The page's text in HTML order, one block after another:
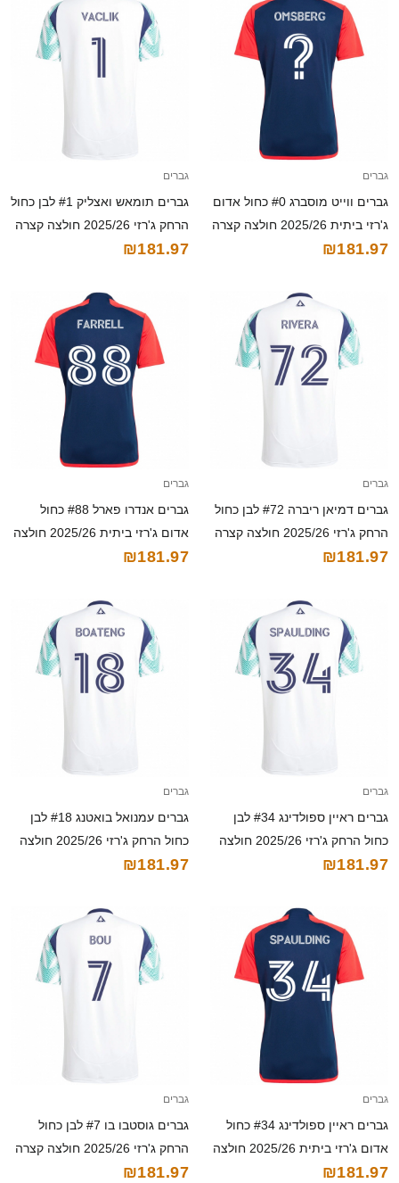
גברים
גברים ווייט מוסברג #0 כחול אדום
ג'רזי ביתית 2025/26 חולצה קצרה
₪181.97
גברים
גברים תומאש ואצליק #1 לבן כחול
הרחק ג'רזי 2025/26 חולצה קצרה
₪181.97
גברים
גברים דמיאן ריברה #72 לבן כחול
הרחק ג'רזי 2025/26 חולצה קצרה
₪181.97
גברים
גברים אנדרו פארל #88 כחול
אדום ג'רזי ביתית 2025/26 חולצה
קצרה
₪181.97
גברים
גברים ראיין ספולדינג #34 לבן
כחול הרחק ג'רזי 2025/26 חולצה
קצרה
₪181.97
גברים
גברים עמנואל בואטנג #18 לבן
כחול הרחק ג'רזי 2025/26 חולצה
קצרה
₪181.97
גברים
גברים ראיין ספולדינג #34 כחול
אדום ג'רזי ביתית 2025/26 חולצה
קצרה
₪181.97
גברים
גברים גוסטבו בו #7 לבן כחול
הרחק ג'רזי 2025/26 חולצה קצרה
₪181.97